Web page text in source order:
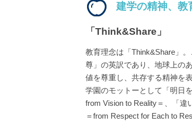
建学の精神、教
「Think&Share」
教育理念は「Think&Share」
尊」の英訳であり、地球上の
値を尊重し、共存する精神を
学園のモットーとして「明日
from Vision to Reality＝、「違
＝from Respect for Each to